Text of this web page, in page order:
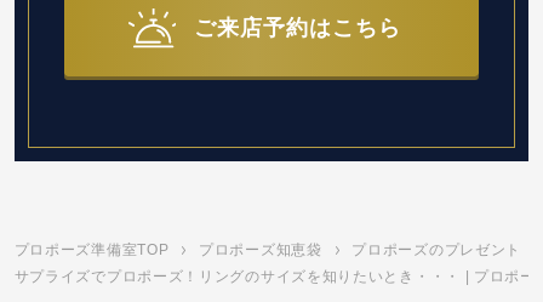
ご来店予約はこちら
プロポーズ準備室TOP プロポーズ知恵袋
プロポーズのプレゼント
サプライズでプロポーズ！リングのサイズを知りたいとき・・・ | プロポー